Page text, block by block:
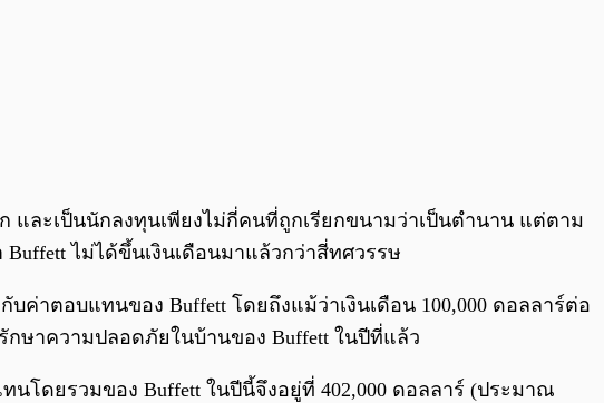
0:00
และเป็นนักลงทุนเพียงไม่กี่คนที่ถูกเรียกขนามว่าเป็นตำนาน แต่ตาม
ไม่ได้ขึ้นเงินเดือนมาแล้วกว่าสี่ทศวรรษ
ค่าตอบแทนของ Buffett โดยถึงแม้ว่าเงินเดือน 100,000 ดอลลาร์ต่อ
ษาความปลอดภัยในบ้านของ Buffett ในปีที่แล้ว
ดยรวมของ Buffett ในปีนี้จึงอยู่ที่ 402,000 ดอลลาร์ (ประมาณ